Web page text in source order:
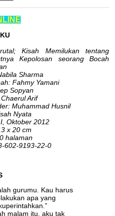
Kisah Memilukan tentang
Kepolosan seorang Bocah
Sharma
Fahmy Yamani
Sopyan
Arif
Muhammad Husnil
Nyata
Oktober 2012
x 20 cm
halaman
602-9193-22-0
gurumu. Kau harus
apa yang
malam itu, aku tak